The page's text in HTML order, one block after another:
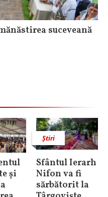
suceveană
și
Știri
Sfântul Ierarh
Nifon va fi
sărbătorit la